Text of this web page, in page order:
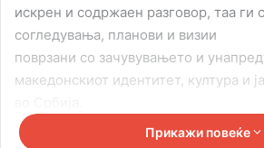
искрен и содржаен разговор, таа ги
согледувања, планови и визии
поврзани со зачувувањето и
македонскиот идентитет, култура и
Прикажи повеќе